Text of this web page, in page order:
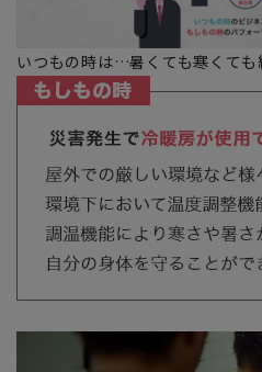
いつもの時は…暑くても寒くても